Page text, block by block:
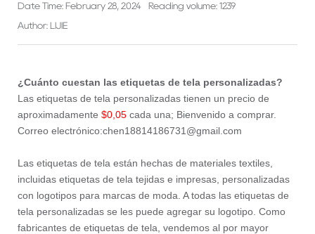
Date Time: February 28, 2024 Reading volume: 1239
Author: LIJIE
¿Cuánto cuestan las etiquetas de tela personalizadas?
Las etiquetas de tela personalizadas tienen un precio de
aproximadamente $0,05 cada una; Bienvenido a comprar.
Correo electrónico:chen18814186731@gmail.com
Las etiquetas de tela están hechas de materiales textiles,
incluidas etiquetas de tela tejidas e impresas, personalizadas
con logotipos para marcas de moda. A todas las etiquetas de
tela personalizadas se les puede agregar su logotipo. Como
fabricantes de etiquetas de tela, vendemos al por mayor